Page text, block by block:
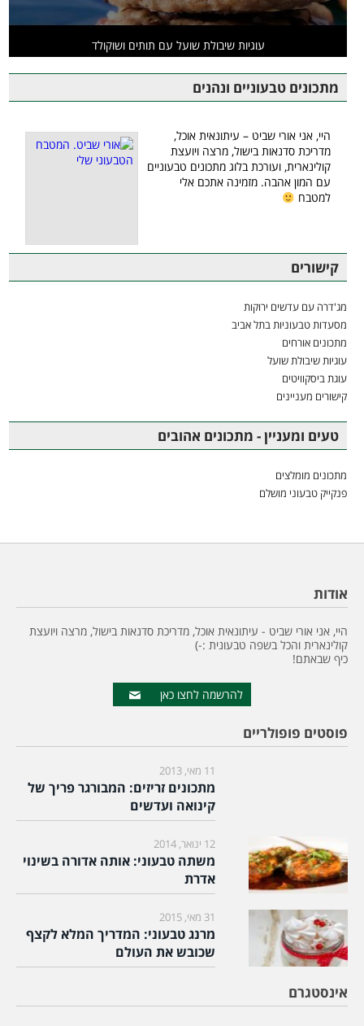
עוגיות שיבולת שועל עם תותים ושוקולד
מתכונים טבעוניים ונהנים
היי, אני אורי שביט – עיתונאית אוכל,
מדריכת סדנאות בישול, מרצה ויועצת
קולינארית, ועורכת בלוג מתכונים טבעוניים
עם המון אהבה. מזמינה אתכם אלי
למטבח
קישורים
מג'דרה עם עדשים ירוקות
מסעדות טבעוניות בתל אביב
מתכונים אורחים
עוגיות שיבולת שועל
עוגת ביסקוויטים
קישורים מעניינים
טעים ומעניין - מתכונים אהובים
מתכונים מומלצים
פנקייק טבעוני מושלם
אודות
היי, אני אורי שביט - עיתונאית אוכל, מדריכת סדנאות בישול, מרצה ויועצת
קולינארית והכל בשפה טבעונית :-)
כיף שבאתם!
להרשמה לחצו כאן
פוסטים פופולריים
11 מאי, 2013
מתכונים זריזים: המבורגר פריך של
קינואה ועדשים
12 ינואר, 2014
משתה טבעוני: אותה אדורה בשינוי
אדרת
31 מאי, 2015
מרנג טבעוני: המדריך המלא לקצף
שכובש את העולם
אינסטגרם